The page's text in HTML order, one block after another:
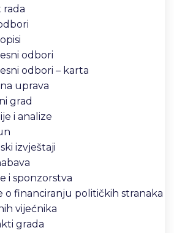
rada
odbori
odbori – karta
uprava
grad
i analize
izvještaji
i sponzorstva
o financiranju političkih stranaka
vijećnika
grada